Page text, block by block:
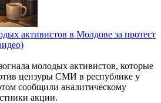
активистов в Молдове за протест
молодых активистов, которые
цензуры СМИ в республике у
сообщили аналитическому
акции.